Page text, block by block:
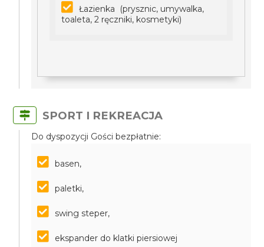
Łazienka (prysznic, umywalka,
toaleta, 2 ręczniki, kosmetyki)
SPORT I REKREACJA
Do dyspozycji Gości bezpłatnie:
basen,
paletki,
swing steper,
ekspander do klatki piersiowej